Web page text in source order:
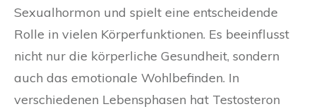
Sexualhormon und spielt eine entscheidende
Rolle in vielen Körperfunktionen. Es beeinflusst
nicht nur die körperliche Gesundheit, sondern
auch das emotionale Wohlbefinden. In
verschiedenen Lebensphasen hat Testosteron